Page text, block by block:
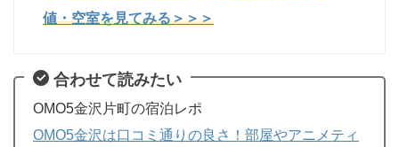
値・空室を見てみる＞＞＞
合わせて読みたい
OMO5金沢片町の宿泊レポ
OMO5金沢は口コミ通りの良さ！部屋やアニメティ